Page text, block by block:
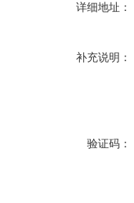
详细地址：
补充说明：
验证码：